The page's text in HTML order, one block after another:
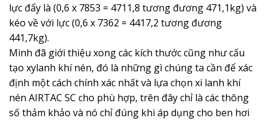
lực đẩy là (0,6 x 7853 = 4711,8 tương đương 471,1kg) và
kéo về với lực (0,6 x 7362 = 4417,2 tương đương
441,7kg).
Mình đã giới thiệu xong các kích thước cũng như cấu
tạo xylanh khí nén, đó là những gì chúng ta cần để xác
định một cách chính xác nhất và lựa chọn xi lanh khí
nén AIRTAC SC cho phù hợp, trên đây chỉ là các thông
số thảm khảo và nó chỉ đúng khi áp dụng cho ben hơi